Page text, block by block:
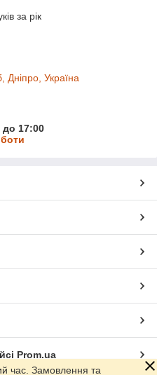
за рік
Дніпро, Україна
до 17:00
Prom.ua
час. Замовлення та